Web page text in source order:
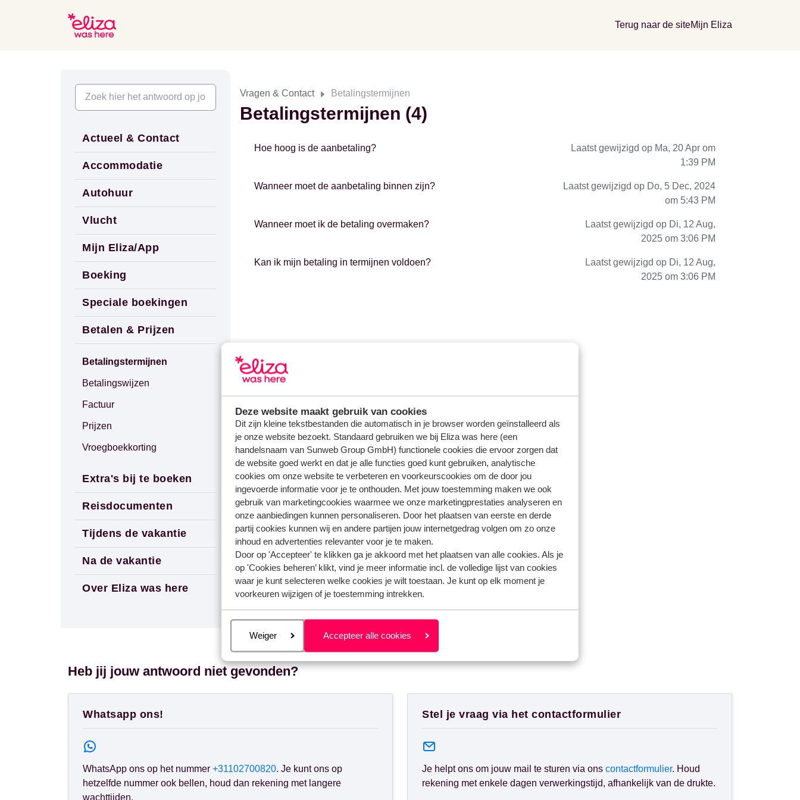
Deze website maakt gebruik van cookies
Dit zijn kleine tekstbestanden die automatisch in je browser worden geïnstalleerd als
je onze website bezoekt. Standaard gebruiken we bij Eliza was here (een
handelsnaam van Sunweb Group GmbH) functionele cookies die ervoor zorgen dat
de website goed werkt en dat je alle functies goed kunt gebruiken, analytische
cookies om onze website te verbeteren en voorkeurscookies om de door jou
ingevoerde informatie voor je te onthouden. Met jouw toestemming maken we ook
gebruik van marketingcookies waarmee we onze marketingprestaties analyseren en
onze aanbiedingen kunnen personaliseren. Door het plaatsen van eerste en derde
partij cookies kunnen wij en andere partijen jouw internetgedrag volgen om zo onze
inhoud en advertenties relevanter voor je te maken.
Door op 'Accepteer' te klikken ga je akkoord met het plaatsen van alle cookies. Als je
op 'Cookies beheren’ klikt, vind je meer informatie incl. de volledige lijst van cookies
waar je kunt selecteren welke cookies je wilt toestaan. Je kunt op elk moment je
voorkeuren wijzigen of je toestemming intrekken.
Beheren
Weiger Accepteer alle cookies
Terug naar de siteMijn Eliza
Actueel & Contact
Accommodatie
Autohuur
Vlucht
Mijn Eliza/App
Boeking
Speciale boekingen
Betalen & Prijzen
Betalingstermijnen
Betalingswijzen
Factuur
Prijzen
Vroegboekkorting
Extra's bij te boeken
Reisdocumenten
Tijdens de vakantie
Na de vakantie
Over Eliza was here
Vragen & Contact Betalingstermijnen
Betalingstermijnen (4)
Hoe hoog is de aanbetaling?
Laatst gewijzigd op Ma, 20 Apr om
1:39 PM
Wanneer moet de aanbetaling binnen zijn?
Laatst gewijzigd op Do, 5 Dec, 2024
om 5:43 PM
Wanneer moet ik de betaling overmaken?
Laatst gewijzigd op Di, 12 Aug,
2025 om 3:06 PM
Kan ik mijn betaling in termijnen voldoen?
Laatst gewijzigd op Di, 12 Aug,
2025 om 3:06 PM
Heb jij jouw antwoord niet gevonden?
Whatsapp ons!
WhatsApp ons op het nummer +31102700820. Je kunt ons op
hetzelfde nummer ook bellen, houd dan rekening met langere
wachttijden.
Stel je vraag via het contactformulier
Je helpt ons om jouw mail te sturen via ons contactformulier. Houd
rekening met enkele dagen verwerkingstijd, afhankelijk van de drukte.